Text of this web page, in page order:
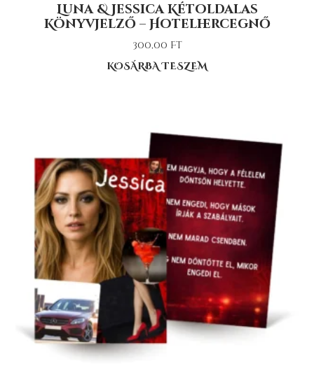
Luna & Jessica Kétoldalas
Könyvjelző – Hotelhercegnő
300,00 Ft
KOSÁRBA TESZEM